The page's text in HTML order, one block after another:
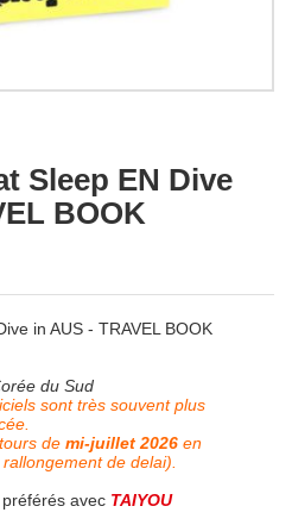
Sleep EN Dive
BOOK
in AUS - TRAVEL BOOK
du Sud
sont très souvent plus
de mi-juillet 2026 en
de delai).
avec TAIYOU